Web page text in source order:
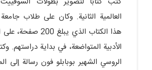
العالمية الثانية. وكان على طلاب
هذا الكتاب الذي يبلغ
الأدبية المتواضعة، في بداية دراستهم.
الروسي الشهير بوبابلو فون رسالة إلى